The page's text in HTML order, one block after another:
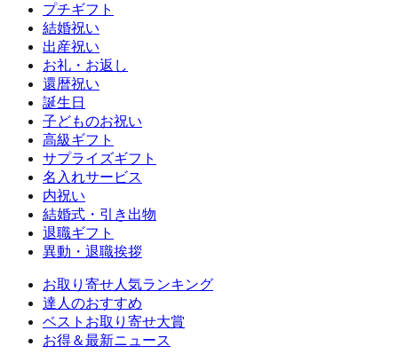
プチギフト
結婚祝い
出産祝い
お礼・お返し
還暦祝い
誕生日
子どものお祝い
高級ギフト
サプライズギフト
名入れサービス
内祝い
結婚式・引き出物
退職ギフト
異動・退職挨拶
お取り寄せ人気ランキング
達人のおすすめ
ベストお取り寄せ大賞
お得＆最新ニュース